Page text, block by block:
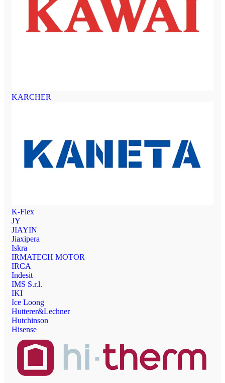
KARCHER
K-Flex
JY
JIAYIN
Jiaxipera
Iskra
IRMATECH MOTOR
IRCA
Indesit
IMS S.r.l.
IKI
Ice Loong
Hutterer&Lechner
Hutchinson
Hisense